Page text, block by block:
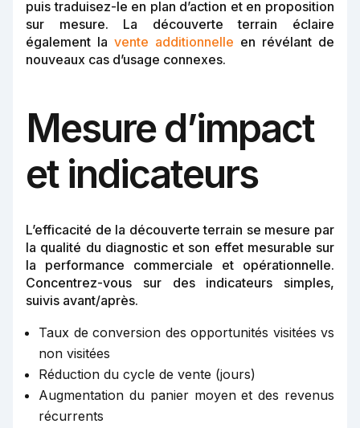
puis traduisez-le en plan d’action et en proposition
sur mesure. La découverte terrain éclaire
également la vente additionnelle en révélant de
nouveaux cas d’usage connexes.
Mesure d’impact
et indicateurs
L’efficacité de la découverte terrain se mesure par
la qualité du diagnostic et son effet mesurable sur
la performance commerciale et opérationnelle.
Concentrez-vous sur des indicateurs simples,
suivis avant/après.
Taux de conversion des opportunités visitées vs
non visitées
Réduction du cycle de vente (jours)
Augmentation du panier moyen et des revenus
récurrents